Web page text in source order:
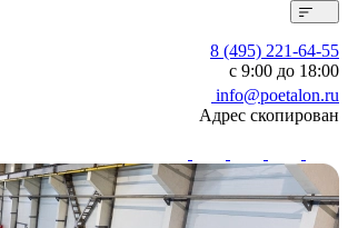
8 (495) 221-64-55
с 9:00 до 18:00
info@poetalon.ru
Адрес скопирован